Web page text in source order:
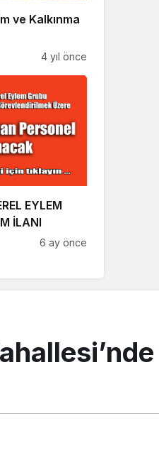
ve Kalkınma
4 yıl önce
EYLEM
İLANI
6 ay önce